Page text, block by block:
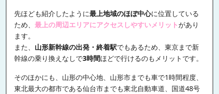
先ほども紹介したように最上地域のほぼ中心に位置している
ため、 最上の周辺エリアにアクセスしやすいメリットがあり
ます。
また、 山形新幹線の出発・終着駅でもあるため、東京まで新
幹線の乗り換えなしで3時間ほどで行けるのもメリットです。
そのほかにも、山形の中心地、山形市までも車で1時間程度、
東北最大の都市である仙台市までも東北自動車道、国道48号